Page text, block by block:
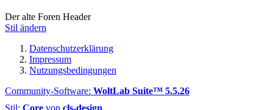
Der alte Foren Header
Stil ändern
Datenschutzerklärung
Impressum
Nutzungsbedingungen
Community-Software: WoltLab Suite™ 5.5.26